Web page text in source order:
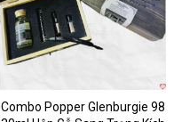
Combo Popper Glenburgie 98